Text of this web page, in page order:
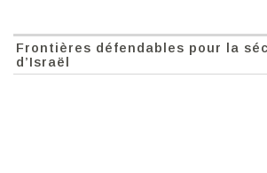
Frontières défendables pour la
d’Israël